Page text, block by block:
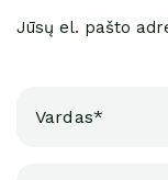
Jūsų el. pašto